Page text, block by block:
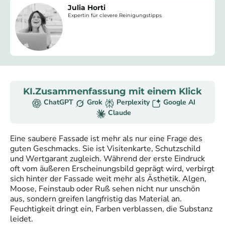
Julia Horti
Expertin für clevere Reinigungstipps
KI.Zusammenfassung mit einem Klick
ChatGPT Grok Perplexity
Google AI
Claude
Eine saubere Fassade ist mehr als nur eine Frage des
guten Geschmacks. Sie ist Visitenkarte, Schutzschild
und Wertgarant zugleich. Während der erste Eindruck
oft vom äußeren Erscheinungsbild geprägt wird, verbirgt
sich hinter der Fassade weit mehr als Ästhetik. Algen,
Moose, Feinstaub oder Ruß sehen nicht nur unschön
aus, sondern greifen langfristig das Material an.
Feuchtigkeit dringt ein, Farben verblassen, die Substanz
leidet.